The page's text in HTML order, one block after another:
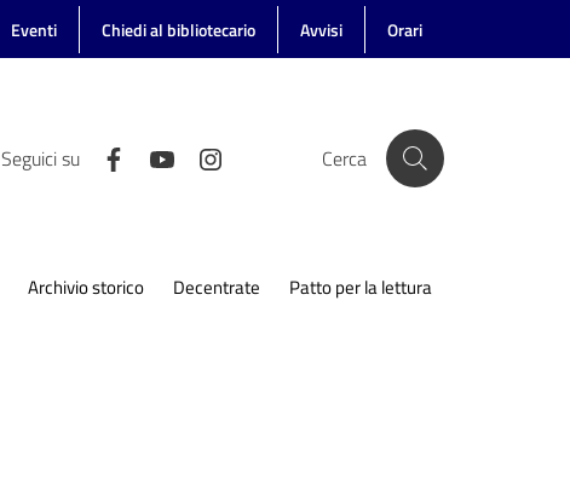
Eventi Chiedi al bibliotecario Avvisi Orari
Seguici su Cerca
Archivio storico Decentrate Patto per la lettura